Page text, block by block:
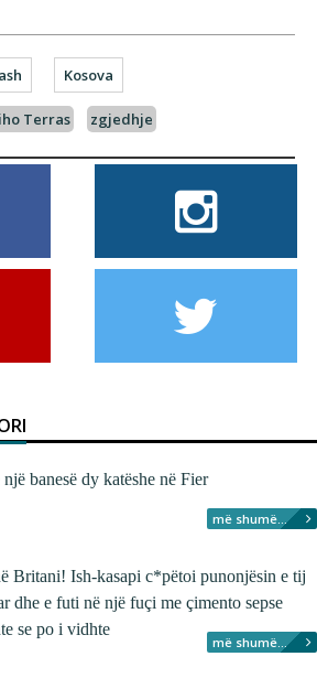
Kosova
Terras zgjedhje
banesë dy katëshe në Fier
më shumë...
Britani! Ish-kasapi c*pëtoi punonjësin e tij
dhe e futi në një fuçi me çimento sepse
se po i vidhte
më shumë...